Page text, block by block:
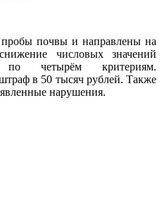
почвы и направлены на
числовых значений
по четырём критериям.
в 50 тысяч рублей. Также
нарушения.